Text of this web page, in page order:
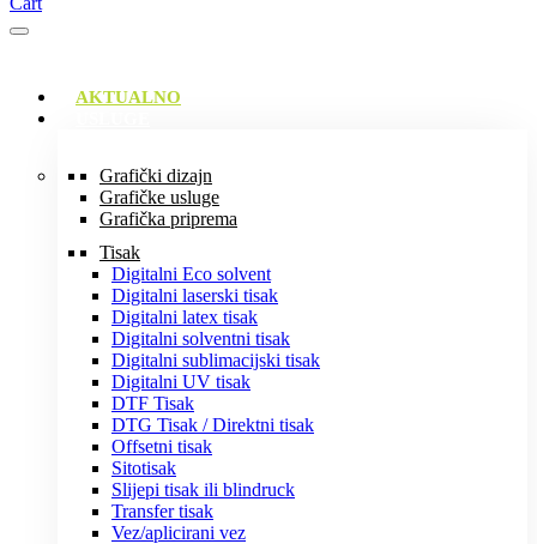
AKTUALNO
Grafički dizajn
Grafičke usluge
Grafička priprema
Tisak
Digitalni Eco solvent
Digitalni laserski tisak
Digitalni latex tisak
Digitalni solventni tisak
Digitalni sublimacijski tisak
Digitalni UV tisak
DTF Tisak
DTG Tisak / Direktni tisak
Offsetni tisak
Sitotisak
Slijepi tisak ili blindruck
Transfer tisak
Vez/aplicirani vez